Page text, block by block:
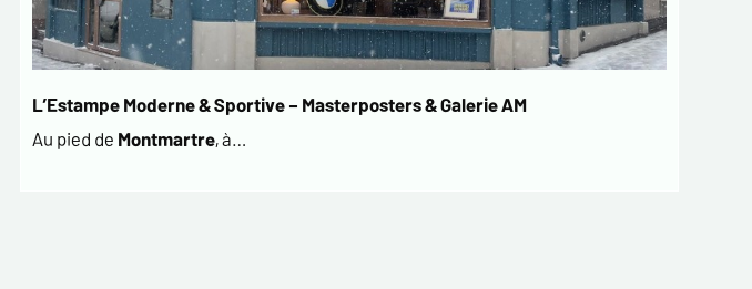
L’Estampe Moderne & Sportive – Masterposters & Galerie AM
Au pied de Montmartre, à…